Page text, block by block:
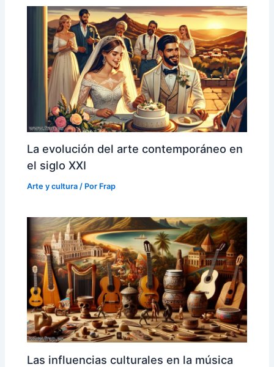
La evolución del arte contemporáneo en
el siglo XXI
Arte y cultura / Por Frap
Las influencias culturales en la música